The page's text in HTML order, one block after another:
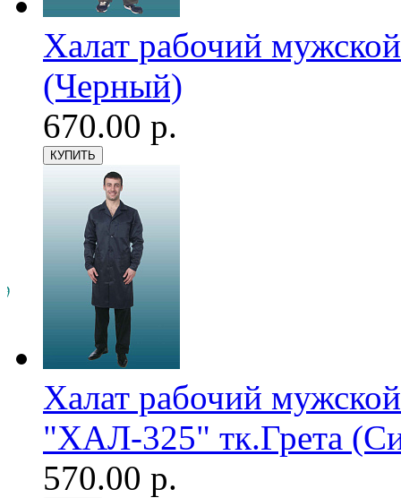
Халат рабочий
(Черный)
670.00 р.
Халат рабочий
"ХАЛ-325" тк.Грета
570.00 р.